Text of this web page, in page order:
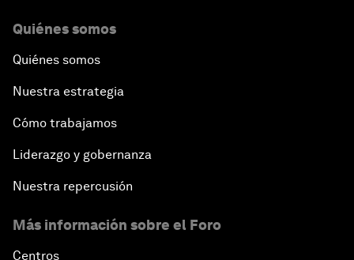
Quiénes somos
Quiénes somos
Nuestra estrategia
Cómo trabajamos
Liderazgo y gobernanza
Nuestra repercusión
Más información sobre el Foro
Centros